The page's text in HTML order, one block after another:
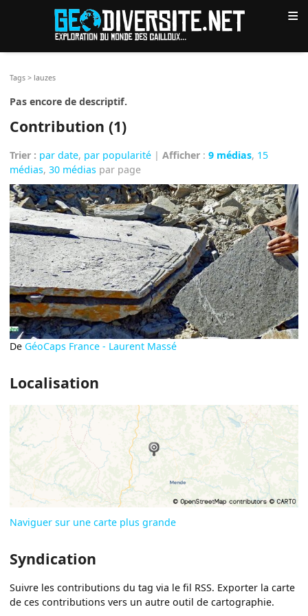
≡
Tags > lauzes
Pas encore de descriptif.
Contribution (1)
Trier : par date, par popularité |Afficher :9 médias, 15
médias,30 médias par page
De GéoCaps France - Laurent Massé
Localisation
Naviguer sur une carte plus grande
Syndication
Suivre les contributions du tag via le fil RSS. Exporter la carte
de ces contributions vers un autre outil de cartographie.